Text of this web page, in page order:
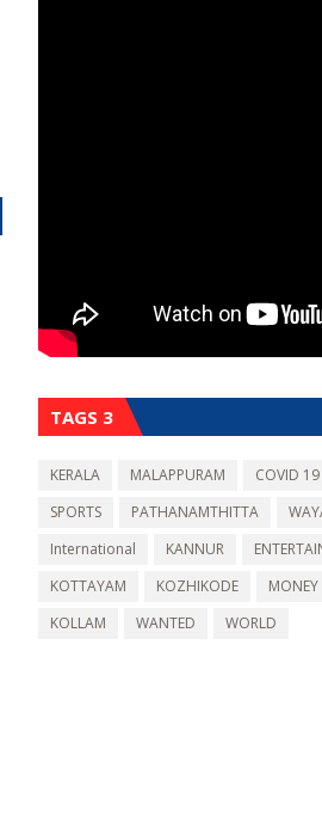
TAGS 3
KERALA MALAPPURAM COVID 19
SPORTS
PATHANAMTHITTA
International
KANNUR
KOTTAYAM
KOZHIKODE MONEY
KOLLAM
WANTED WORLD